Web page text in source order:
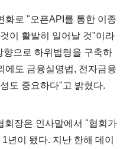
화로 "오픈API를 통한 이종
이 활발히 일어날 것"이라
향으로 하위법령을 구축하
에도 금융실명법, 전자금융
도 중요하다"고 밝혔다.
회장은 인사말에서 "협회가
년이 됐다. 지난 한해 데이